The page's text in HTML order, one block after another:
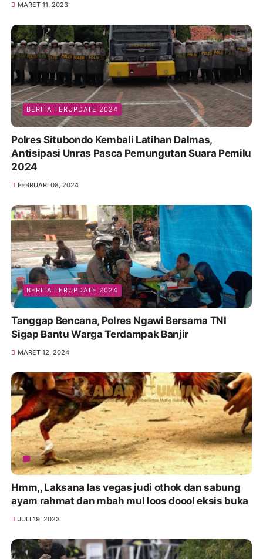
MARET 11, 2023
BERITA TERUPDATE 2024
Polres Situbondo Kembali Latihan Dalmas,
Antisipasi Unras Pasca Pemungutan Suara Pemilu
2024
FEBRUARI 08, 2024
BERITA TERUPDATE 2024
Tanggap Bencana, Polres Ngawi Bersama TNI
Sigap Bantu Warga Terdampak Banjir
MARET 12, 2024
Hmm,, Laksana las vegas judi othok dan sabung
ayam rahmat dan mbah mul loos doool eksis buka
JULI 19, 2023